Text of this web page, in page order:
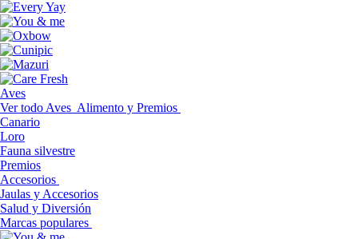
Aves
Ver todo Aves Alimento y Premios
Canario
Loro
Fauna silvestre
Premios
Accesorios
Jaulas y Accesorios
Salud y Diversión
Marcas populares